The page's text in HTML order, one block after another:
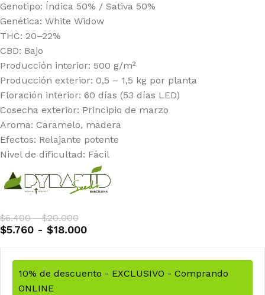
Genotipo: Índica 50% / Sativa 50%
Genética: White Widow
THC: 20–22%
CBD: Bajo
Producción interior: 500 g/m²
Producción exterior: 0,5 – 1,5 kg por planta
Floración interior: 60 días (53 días LED)
Cosecha exterior: Principio de marzo
Aroma: Caramelo, madera
Efectos: Relajante potente
Nivel de dificultad: Fácil
$6.400 - $20.000
$5.760 - $18.000
10% de descuento - EXCLUSIVO - Comprando
ONLINE